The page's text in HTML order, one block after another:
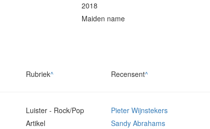
2018
Maiden name
Rubriek^ Recensent^
Luister - Rock/Pop Pieter Wijnstekers
Artikel
Sandy Abrahams